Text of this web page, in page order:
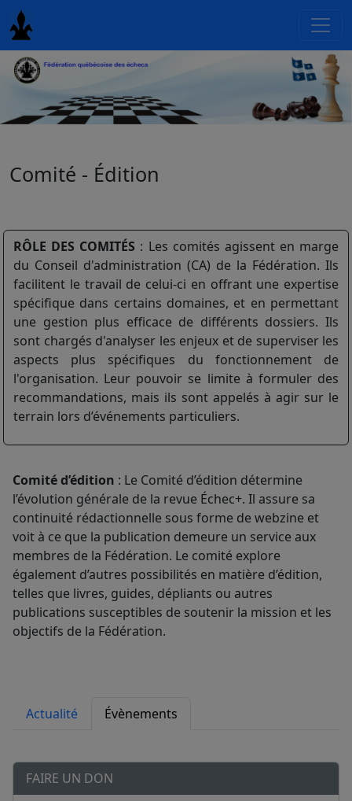
Comité - Édition
RÔLE DES COMITÉS : Les comités agissent en marge
du Conseil d'administration (CA) de la Fédération. Ils
facilitent le travail de celui-ci en offrant une expertise
spécifique dans certains domaines, et en permettant
une gestion plus efficace de différents dossiers. Ils
sont chargés d'analyser les enjeux et de superviser les
aspects plus spécifiques du fonctionnement de
l'organisation. Leur pouvoir se limite à formuler des
recommandations, mais ils sont appelés à agir sur le
terrain lors d’événements particuliers.
Comité d’édition : Le Comité d’édition détermine
l’évolution générale de la revue Échec+. Il assure sa
continuité rédactionnelle sous forme de webzine et
voit à ce que la publication demeure un service aux
membres de la Fédération. Le comité explore
également d’autres possibilités en matière d’édition,
telles que livres, guides, dépliants ou autres
publications susceptibles de soutenir la mission et les
objectifs de la Fédération.
Actualité Évènements
FAIRE UN DON